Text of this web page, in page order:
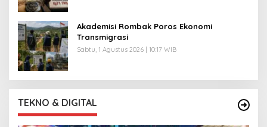
Akademisi Rombak Poros Ekonomi
Transmigrasi
Sabtu, 1 Agustus 2026 | 10:17 WIB
TEKNO & DIGITAL